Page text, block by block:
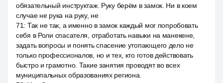
обязательный инструктаж. Руку берём в замок. Ни в коем
случае не рука на руку, не
71: Так не так, а именно в замок каждый мог попробовать
себя в Роли спасателя, отработать навыки на манекене,
задать вопросы и понять спасение утопающего дело не
только профессионалов, но и тех, кто готов действовать
быстро и грамотно. Такие занятия проводят во всех
муниципальных образованиях региона.